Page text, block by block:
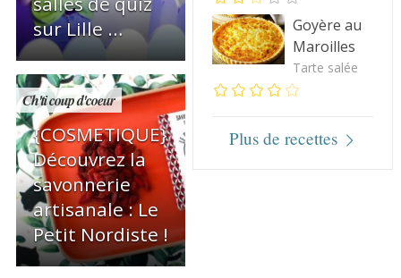
sur Lille …
Ch'ti coup d'coeur
{COSMETIQUE}
Découvrez la
savonnerie
artisanale : Le
Petit Nordiste !
Goyère au
Maroilles
Tarte salée
Plus de recettes